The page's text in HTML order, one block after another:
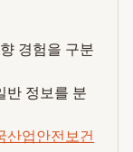
경험을 구분
반 정보를 분
산업안전보건